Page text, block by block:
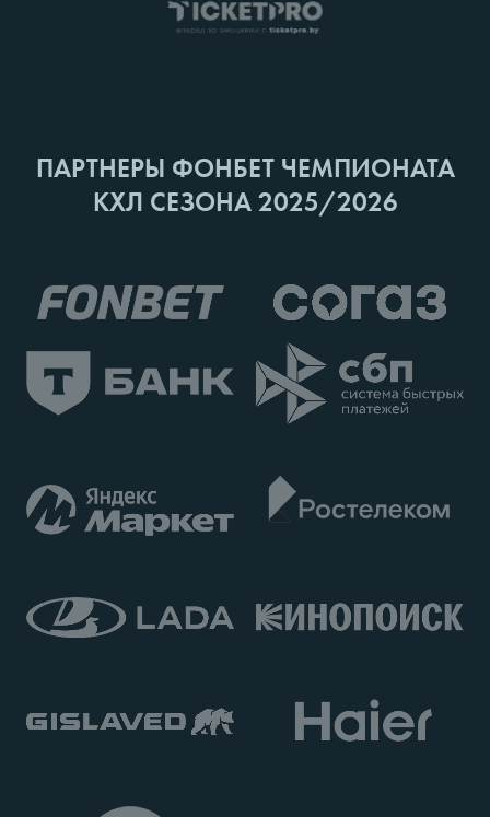
ПАРТНЕРЫ ФОНБЕТ ЧЕМПИОНАТА
КХЛ СЕЗОНА 2025/2026